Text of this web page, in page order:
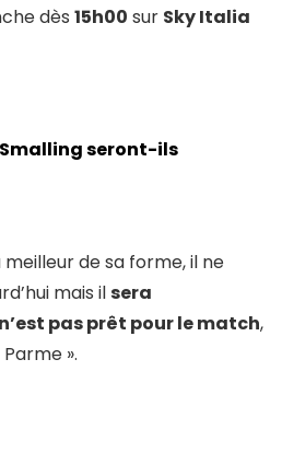
dès 15h00 sur Sky Italia
seront-ils
meilleur de sa forme, il ne
mais ilsera
n’est pas prêt pour le match,
».